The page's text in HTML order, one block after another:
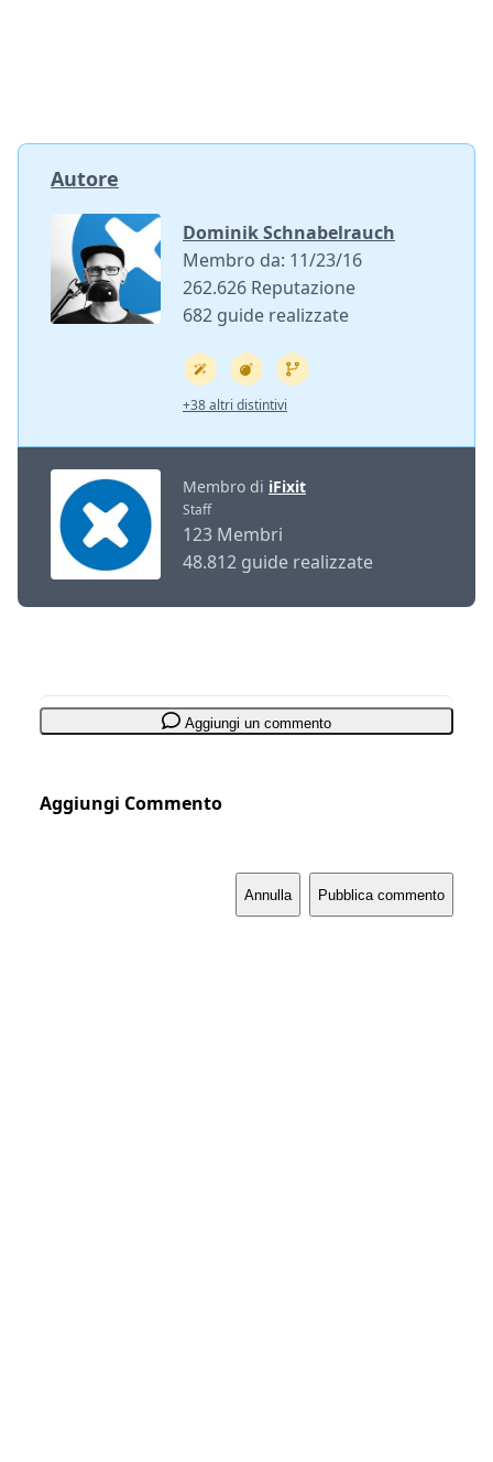
Autore
Dominik Schnabelrauch
Membro da: 11/23/16
262.626 Reputazione
682 guide realizzate
+38 altri distintivi
Membro di iFixit
Staff
123 Membri
48.812 guide realizzate
Aggiungi un commento
Aggiungi Commento
Annulla Pubblica commento